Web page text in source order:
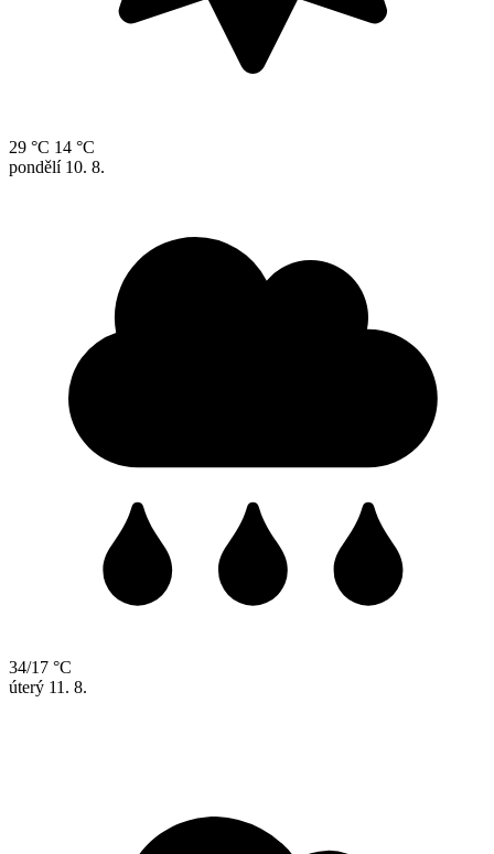
29 °C 14 °C
pondělí 10. 8.
34/17 °C
úterý 11. 8.